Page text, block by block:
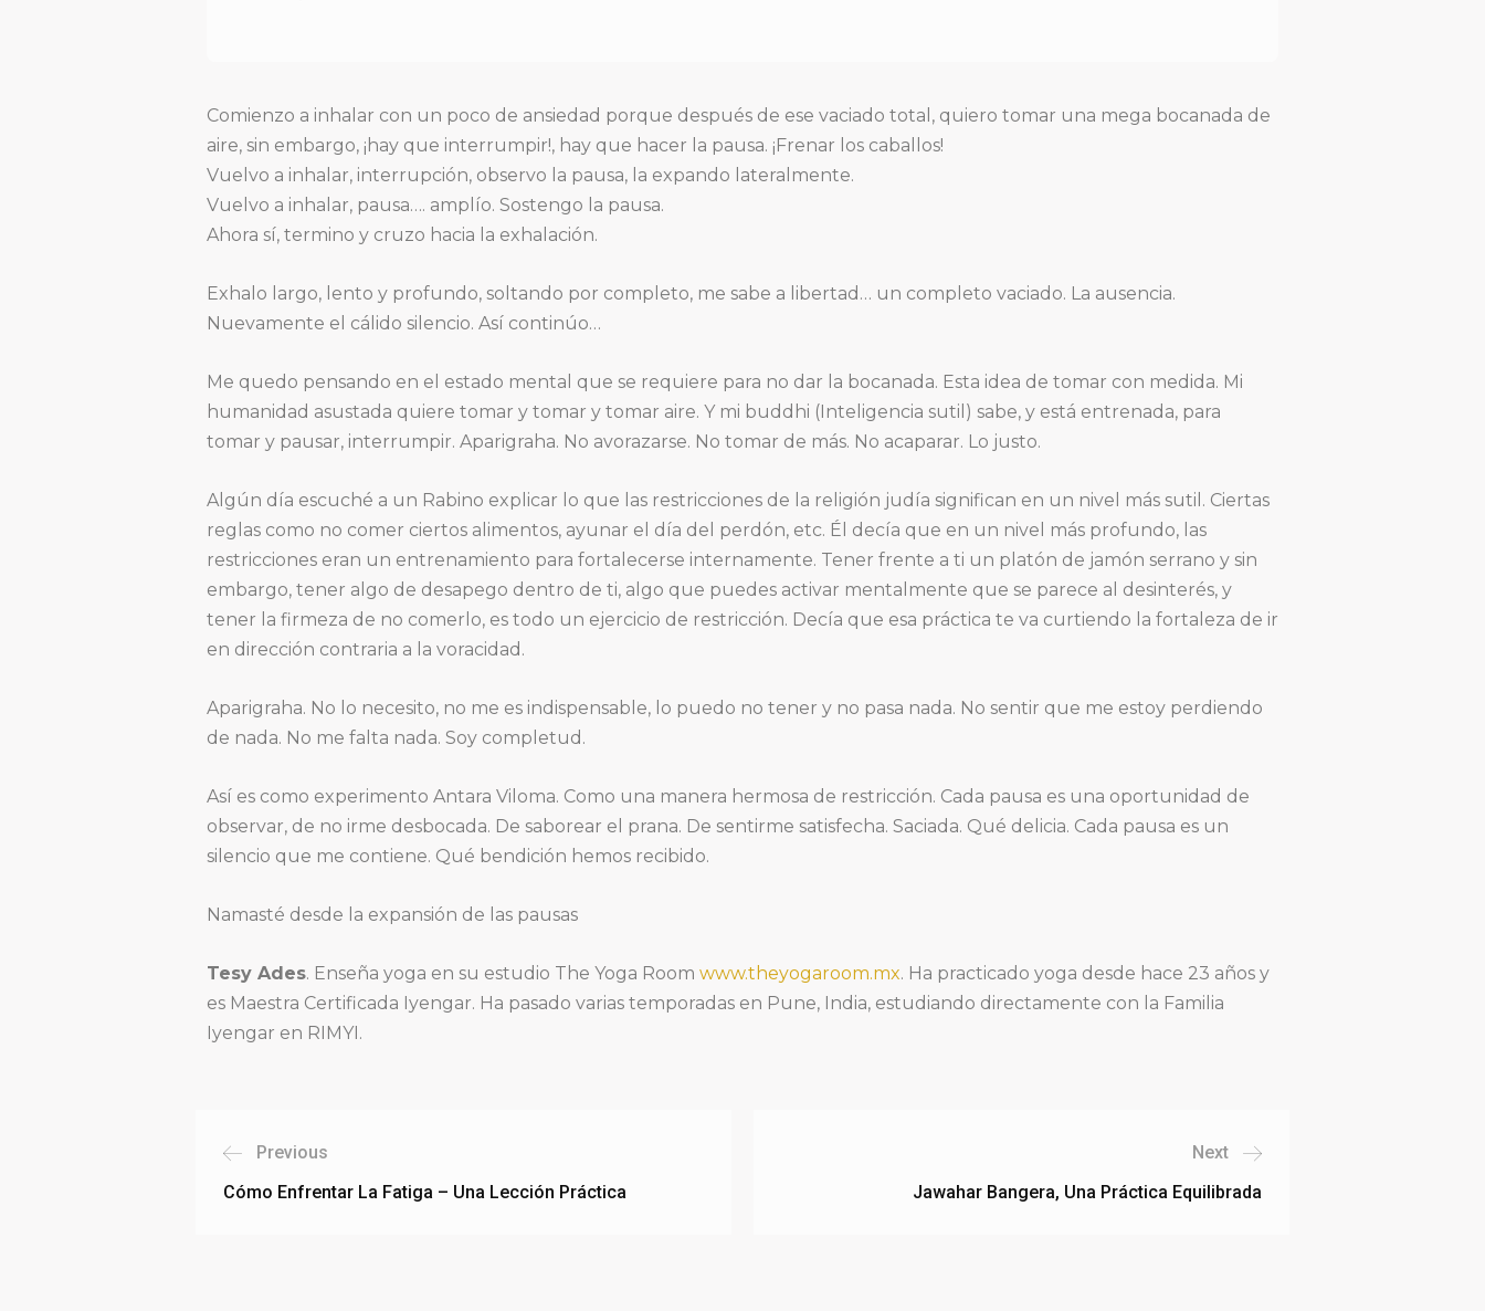
Comienzo a inhalar con un poco de ansiedad porque después de ese vaciado total, quiero tomar una mega bocanada de
aire, sin embargo, ¡hay que interrumpir!, hay que hacer la pausa. ¡Frenar los caballos!
Vuelvo a inhalar, interrupción, observo la pausa, la expando lateralmente.
Vuelvo a inhalar, pausa…. amplío. Sostengo la pausa.
Ahora sí, termino y cruzo hacia la exhalación.
Exhalo largo, lento y profundo, soltando por completo, me sabe a libertad… un completo vaciado. La ausencia.
Nuevamente el cálido silencio. Así continúo…
Me quedo pensando en el estado mental que se requiere para no dar la bocanada. Esta idea de tomar con medida. Mi
humanidad asustada quiere tomar y tomar y tomar aire. Y mi buddhi (Inteligencia sutil) sabe, y está entrenada, para
tomar y pausar, interrumpir. Aparigraha. No avorazarse. No tomar de más. No acaparar. Lo justo.
Algún día escuché a un Rabino explicar lo que las restricciones de la religión judía significan en un nivel más sutil. Ciertas
reglas como no comer ciertos alimentos, ayunar el día del perdón, etc. Él decía que en un nivel más profundo, las
restricciones eran un entrenamiento para fortalecerse internamente. Tener frente a ti un platón de jamón serrano y sin
embargo, tener algo de desapego dentro de ti, algo que puedes activar mentalmente que se parece al desinterés, y
tener la firmeza de no comerlo, es todo un ejercicio de restricción. Decía que esa práctica te va curtiendo la fortaleza de ir
en dirección contraria a la voracidad.
Aparigraha. No lo necesito, no me es indispensable, lo puedo no tener y no pasa nada. No sentir que me estoy perdiendo
de nada. No me falta nada. Soy completud.
Así es como experimento Antara Viloma. Como una manera hermosa de restricción. Cada pausa es una oportunidad de
observar, de no irme desbocada. De saborear el prana. De sentirme satisfecha. Saciada. Qué delicia. Cada pausa es un
silencio que me contiene. Qué bendición hemos recibido.
Namasté desde la expansión de las pausas
Tesy Ades. Enseña yoga en su estudio The Yoga Room www.theyogaroom.mx. Ha practicado yoga desde hace 23 años y
es Maestra Certificada Iyengar. Ha pasado varias temporadas en Pune, India, estudiando directamente con la Familia
Iyengar en RIMYI.
Previous
Cómo Enfrentar La Fatiga – Una Lección Práctica
Next
Jawahar Bangera, Una Práctica Equilibrada